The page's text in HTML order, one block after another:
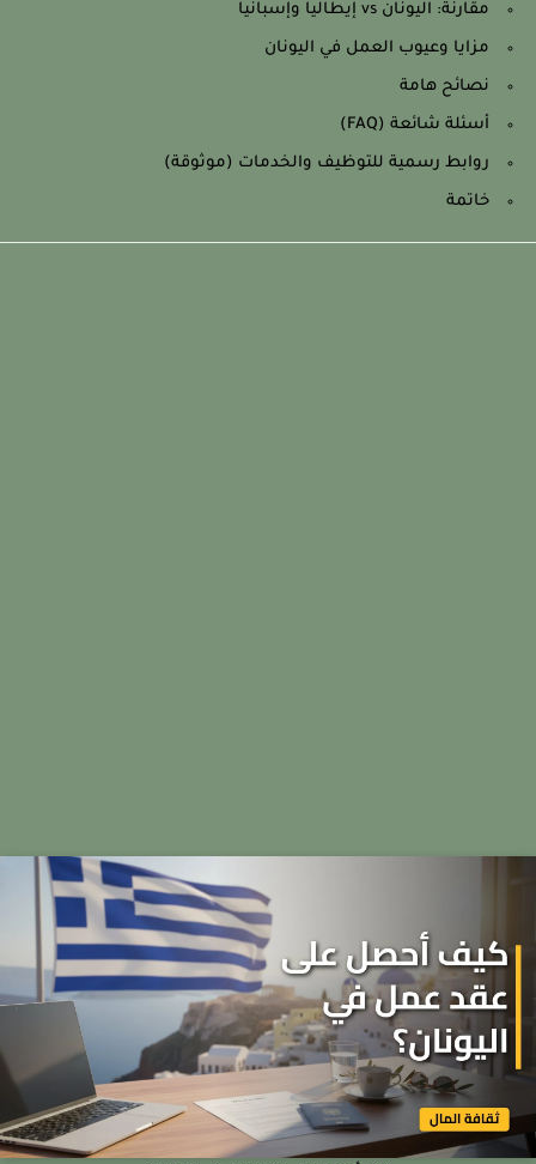
مقارنة: اليونان vs إيطاليا وإسبانيا
مزايا وعيوب العمل في اليونان
نصائح هامة
أسئلة شائعة (FAQ)
روابط رسمية للتوظيف والخدمات (موثوقة)
خاتمة